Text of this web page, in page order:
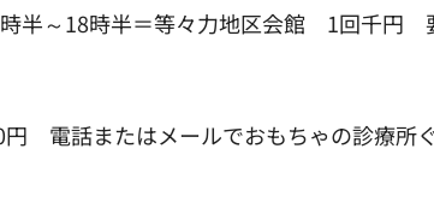
半～18時半＝等々力地区会館 1回千円
電話またはメールでおもちゃの診療所